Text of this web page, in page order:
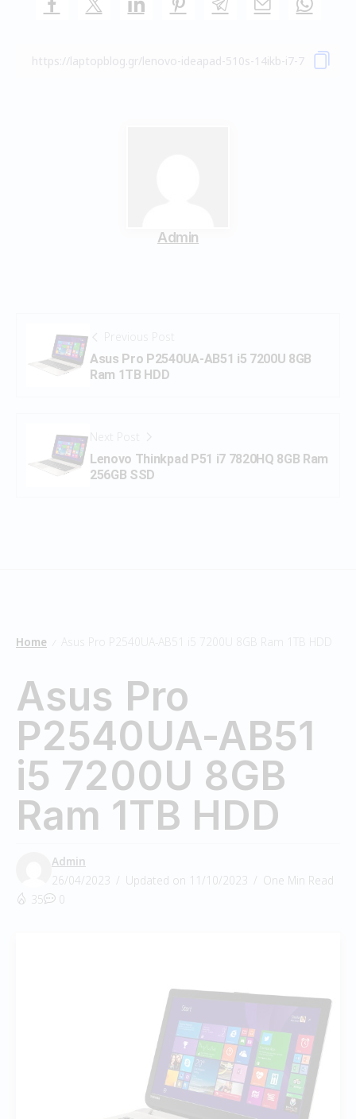
Admin
Previous Post
Asus Pro P2540UA-AB51 i5 7200U 8GB
Ram 1TB HDD
Next Post
Lenovo Thinkpad P51 i7 7820HQ 8GB Ram
256GB SSD
Home Asus Pro P2540UA-AB51 i5 7200U 8GB Ram 1TB HDD
Asus Pro
P2540UA-AB51
i5 7200U 8GB
Ram 1TB HDD
Admin
26/04/2023
Updated on 11/10/2023
One Min Read
35
0